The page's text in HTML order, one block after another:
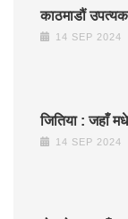
काठमाडौं
14 SEP 2024
जितिया : जहाँ
14 SEP 2024